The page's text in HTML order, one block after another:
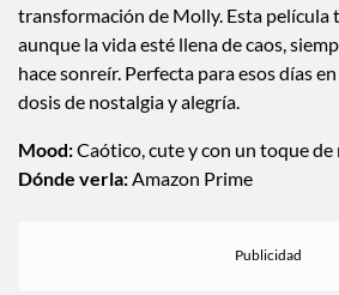
transformación de Molly. Esta película
aunque la vida esté llena de caos,
hace sonreír. Perfecta para esos días
dosis de nostalgia y alegría.
Mood:Caótico, cute y con un toque de
Dónde verla:Amazon Prime